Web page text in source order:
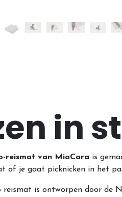
in
reismat van MiaCara is
of je gaat picknicken in het
reismat is ontworpen door de